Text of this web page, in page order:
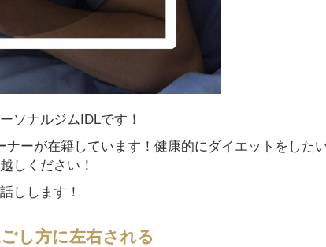
ソナルジムIDLです！
ナーが在籍しています！健康的にダイエットをした
しください！
しします！
し方に左右される